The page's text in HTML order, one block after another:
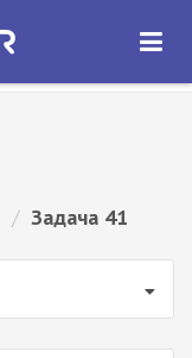
ОТКРЫТЬ
/ Задача 41